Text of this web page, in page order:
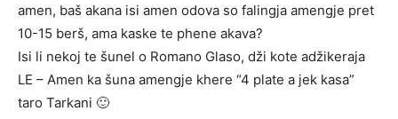
amen, baš akana isi amen odova so falingja amengje pret
10-15 berš, ama kaske te phene akava?
Isi li nekoj te šunel o Romano Glaso, dži kote adžikeraja
LE – Amen ka šuna amengje khere “4 plate a jek kasa”
taro Tarkani 🙂